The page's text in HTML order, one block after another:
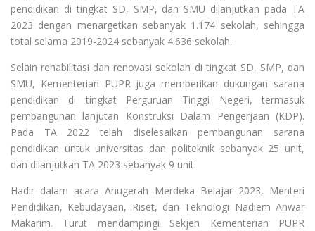
pendidikan di tingkat SD, SMP, dan SMU dilanjutkan pada TA
2023 dengan menargetkan sebanyak 1.174 sekolah, sehingga
total selama 2019-2024 sebanyak 4.636 sekolah.
Selain rehabilitasi dan renovasi sekolah di tingkat SD, SMP, dan
SMU, Kementerian PUPR juga memberikan dukungan sarana
pendidikan di tingkat Perguruan Tinggi Negeri, termasuk
pembangunan lanjutan Konstruksi Dalam Pengerjaan (KDP).
Pada TA 2022 telah diselesaikan pembangunan sarana
pendidikan untuk universitas dan politeknik sebanyak 25 unit,
dan dilanjutkan TA 2023 sebanyak 9 unit.
Hadir dalam acara Anugerah Merdeka Belajar 2023, Menteri
Pendidikan, Kebudayaan, Riset, dan Teknologi Nadiem Anwar
Makarim. Turut mendampingi Sekjen Kementerian PUPR